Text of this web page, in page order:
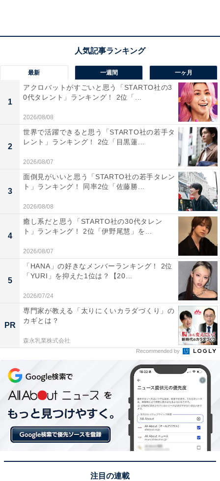
第2位：銀座コージーコーナー
第2位は、「銀座コージーコーナー」でした。
銀座に第1号店がオープンした、1948年創業の「銀座コ
ージーコーナー」。首都圏を中心に全国展開する老舗洋
菓子チェーン店です。人気のジャンボシュークリームを
はじめ、フレッシュケーキや焼き菓子など、バラエティ
豊かな商品が店頭に並びます。
関東のほか、東北でも2位にランクイン。「銀座コージ
ーコーナー」を好きな理由として最も多かった回答は、
「商品（スイーツ）がおいしい」、次いで「コストパフ
ォーマンスがいい」、「立地がいい」が続きました。デ
パートやスーパー、ショッピングモールなどに入ってい
る店舗も多く、気軽に購入しやすい利便性も人気を集め
ました。
最新 一週間 一ヶ月
1
アクロバットがすごいと思う「STARTO社の3
0代タレント」ランキング！ 2位「...
2026/08/08
2
世界で活躍できると思う「STARTO社の若手タ
レント」ランキング！ 2位「目黒蓮...
2026/08/07
3
面倒見がいいと思う「STARTO社の若手タレン
ト」ランキング！ 同率2位「佐藤勝...
2026/08/08
4
癒し系だと思う「STARTO社の30代タレン
ト」ランキング！ 2位「伊野尾慧」を...
2026/08/07
5
「HANA」の好きなメンバーランキング！ 2位
「YURI」を抑えた1位は？【20...
2026/07/24
PR
専門家が教える「太りにくいカラダづくり」の
カギとは？
森永乳業株式会社
Recommended by
注目の連載